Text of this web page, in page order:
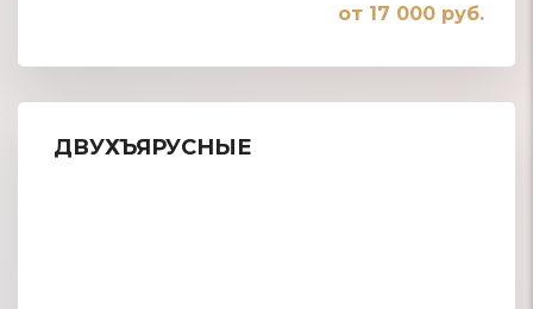
от 17 000 руб.
ДВУХЪЯРУСНЫЕ